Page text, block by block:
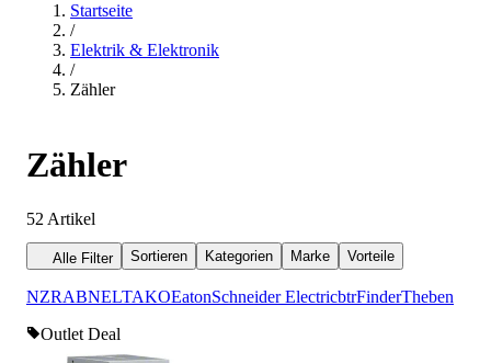
Startseite
/
Elektrik & Elektronik
/
Zähler
Zähler
52 Artikel
Alle Filter Sortieren Kategorien Marke Vorteile
NZRABNELTAKOEatonSchneider ElectricbtrFinderTheben
Outlet Deal